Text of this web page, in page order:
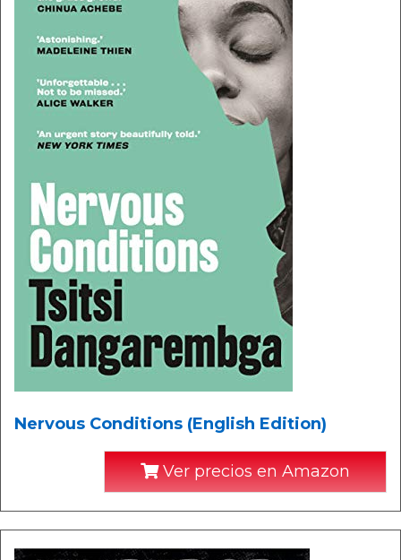
Nervous Conditions (English Edition)
Ver precios en Amazon